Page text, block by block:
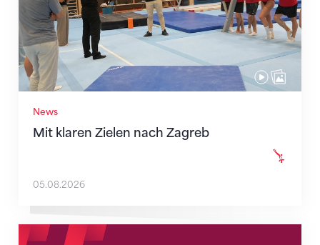
News
Mit klaren Zielen nach Zagreb
05.08.2026
Neue Empfangszeiten ab 1. August 2026